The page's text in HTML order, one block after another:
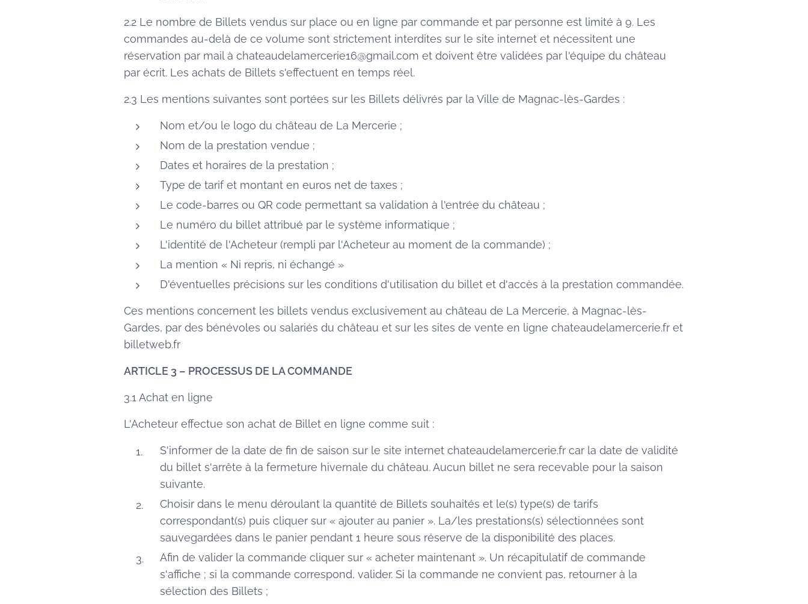
2.2 Le nombre de Billets vendus sur place ou en ligne par commande et par personne est limité à 9. Les
commandes au-delà de ce volume sont strictement interdites sur le site internet et nécessitent une
réservation par mail à chateaudelamercerie16@gmail.com et doivent être validées par l'équipe du château
par écrit. Les achats de Billets s'effectuent en temps réel.
2.3 Les mentions suivantes sont portées sur les Billets délivrés par la Ville de Magnac-lès-Gardes :
Nom et/ou le logo du château de La Mercerie ;
Nom de la prestation vendue ;
Dates et horaires de la prestation ;
Type de tarif et montant en euros net de taxes ;
Le code-barres ou QR code permettant sa validation à l'entrée du château ;
Le numéro du billet attribué par le système informatique ;
L'identité de l'Acheteur (rempli par l'Acheteur au moment de la commande) ;
La mention « Ni repris, ni échangé »
D'éventuelles précisions sur les conditions d'utilisation du billet et d'accès à la prestation commandée.
Ces mentions concernent les billets vendus exclusivement au château de La Mercerie, à Magnac-lès-
Gardes, par des bénévoles ou salariés du château et sur les sites de vente en ligne chateaudelamercerie.fr et
billetweb.fr
ARTICLE 3 – PROCESSUS DE LA COMMANDE
3.1 Achat en ligne
L'Acheteur effectue son achat de Billet en ligne comme suit :
S'informer de la date de fin de saison sur le site internet chateaudelamercerie.fr car la date de validité
du billet s'arrête à la fermeture hivernale du château. Aucun billet ne sera recevable pour la saison
suivante.
Choisir dans le menu déroulant la quantité de Billets souhaités et le(s) type(s) de tarifs
correspondant(s) puis cliquer sur « ajouter au panier ». La/les prestations(s) sélectionnées sont
sauvegardées dans le panier pendant 1 heure sous réserve de la disponibilité des places.
Afin de valider la commande cliquer sur « acheter maintenant ». Un récapitulatif de commande
s'affiche ; si la commande correspond, valider. Si la commande ne convient pas, retourner à la
sélection des Billets ;